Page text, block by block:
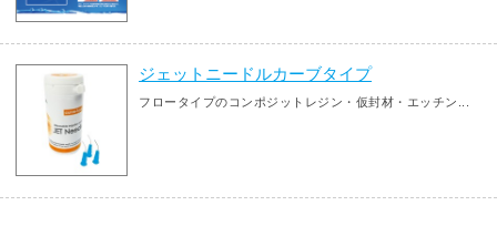
ジェットニードルカーブタイプ
フロータイプのコンポジットレジン・仮封材・エッチン...